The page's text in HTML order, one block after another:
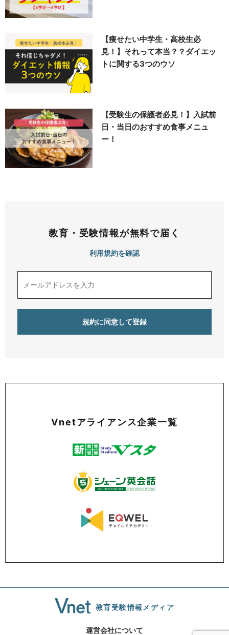
【痩せたい中学生・高校生必
見！】それって本当？？ダイエッ
トに関する3つのウソ
【受験生の保護者必見！】入試前
日・当日のおすすめ食事メニュ
ー！
教育・受験情報が無料で届く
利用規約を確認
Vnetアライアンス企業一覧
教育受験情報メディア
運営会社について